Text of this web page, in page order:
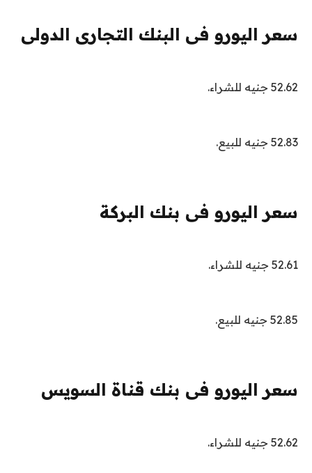
سعر اليورو فى البنك التجارى الدولى
52.62 جنيه للشراء.
52.83 جنيه للبيع.
سعر اليورو فى بنك البركة
52.61 جنيه للشراء.
52.85 جنيه للبيع.
سعر اليورو فى بنك قناة السويس
52.62 جنيه للشراء.